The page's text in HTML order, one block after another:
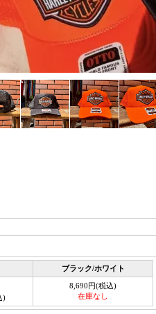
ブラック/ホワイト
)
8,690円(税込)
在庫なし